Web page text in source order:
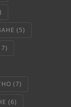
(5)
(7)
(6)